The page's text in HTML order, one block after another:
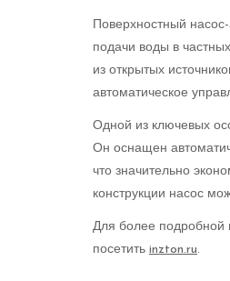
Поверхностный
подачи воды в
из открытых
автоматическое
Одной из ключевых
Он оснащен
что значительно
конструкции насос
Для более подробной
посетить inzton.ru.